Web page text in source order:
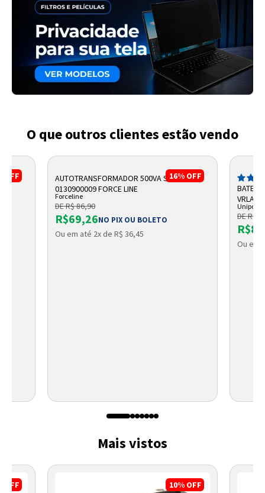
O que outros clientes estão vendo
OFF
16% OFF
AUTOTRANSFORMADOR 500VA SLIM BIV
0130900009 FORCE LINE
Forceline
DE R$ 86,90
R$69,26NO PIX OU BOLETO
Ou em até 2x de R$ 36,45
VRLA
DE R$
Ou em
Mais vistos
OFF 10% OFF